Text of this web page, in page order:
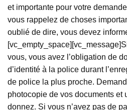
et importante pour votre
vous rappelez de choses
oublié de dire, vous devez
vous, vous avez l’obligation de
d’identité à la police durant
de police la plus proche.
photocopie de vos documents et
donnez. Si vous n’avez pas de